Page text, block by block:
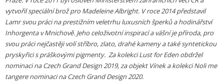
vytvořil speciální brož pro Madeleine Albright. V roce 2014 představil
Lamr svou práci na prestižním veletrhu luxusních šperků a hodinářství
Inhorgenta v Mnichově. Jeho celoživotní inspirací a vášní je příroda, pro
svou práci nejčastěji volí stříbro, zlato, drahé kameny a také syntetickou
pryskyřici s práškovými pigmenty. Za kolekci Lust for Eden obdržel
nominaci na Czech Grand Design 2019, za objekt Vínek a kolekci Noli me
tangere nominaci na Czech Grand Design 2020.